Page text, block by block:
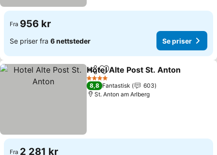
Fra 956 kr
Se priser fra 6 nettsteder Se priser
Del Legg til i favoritter
Hotel Alte Post St. Anton
4 Stjerner
8,8 Fantastisk
603
St. Anton am Arlberg
Fra 2 281 kr